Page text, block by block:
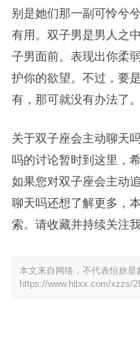
别是她们那一副可怜兮
有用。双子男是男人之
子男面前。表现出你柔
护你的欲望。不过，要
有，那可就没有办法了。
关于双子座会主动聊天
吗的讨论暂时到这里，
如果您对双子座会主动
聊天吗还想了解更多，
索。请收藏并持续关注
本文来自网络，不代表恒旅星
https://www.hltxx.com/xzzs/